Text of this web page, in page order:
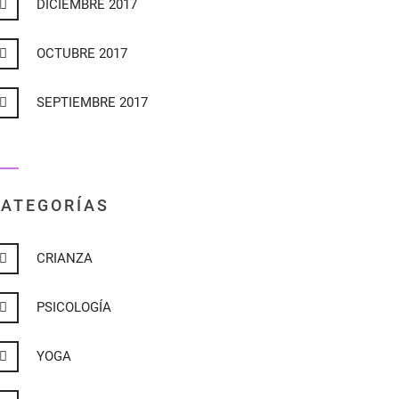
DICIEMBRE 2017
OCTUBRE 2017
SEPTIEMBRE 2017
CRIANZA
PSICOLOGÍA
YOGA